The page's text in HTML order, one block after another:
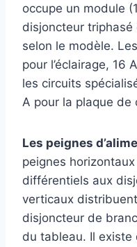
occupe un module
disjoncteur
selon le modèle.
pour l’éclairage, 16
les circuits
A pour la plaque de
Les peignes
peignes
différentiels aux
verticaux
disjoncteur de
du tableau. Il existe